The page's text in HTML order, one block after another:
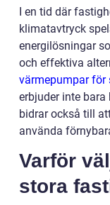
I en tid där
klimatavtryck
energilösningar
och effektiva
värmepumpar för
erbjuder inte
bidrar också till
använda
Varför
stora